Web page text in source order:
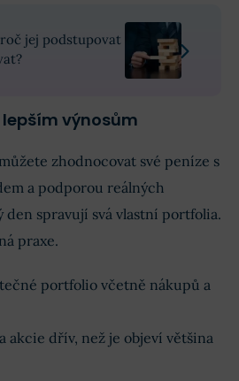
jej podstupovat
výnosům
zhodnocovat své peníze s
a podporou reálných
spravují svá vlastní portfolia.
praxe.
portfolio včetně nákupů a
akcie dřív, než je objeví většina